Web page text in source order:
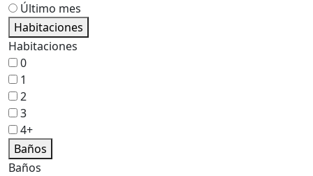
Último mes
Habitaciones
Habitaciones
0
1
2
3
4+
Baños
Baños